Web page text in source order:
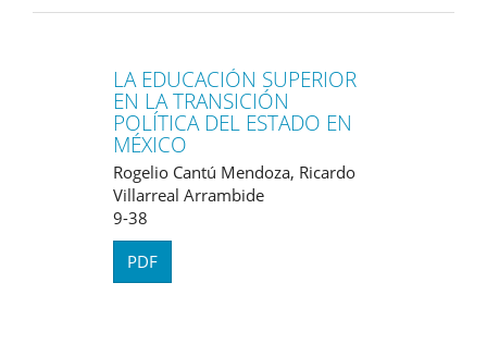
LA EDUCACIÓN SUPERIOR
EN LA TRANSICIÓN
POLÍTICA DEL ESTADO EN
MÉXICO
Rogelio Cantú Mendoza, Ricardo
Villarreal Arrambide
9-38
PDF